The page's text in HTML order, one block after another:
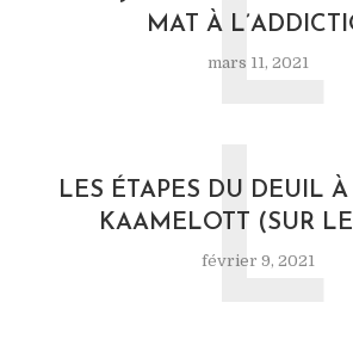
MAT À
mars 11, 2021
L
LES ÉTAPES DU DEUIL
KAAMELOTT (SUR
février 9, 2021
L